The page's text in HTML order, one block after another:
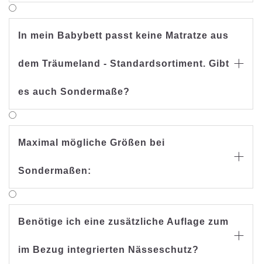
In mein Babybett passt keine Matratze aus
dem Träumeland - Standardsortiment. Gibt
es auch Sondermaße?

Maximal mögliche Größen bei
Sondermaßen:

Benötige ich eine zusätzliche Auflage zum
im Bezug integrierten Nässeschutz?
